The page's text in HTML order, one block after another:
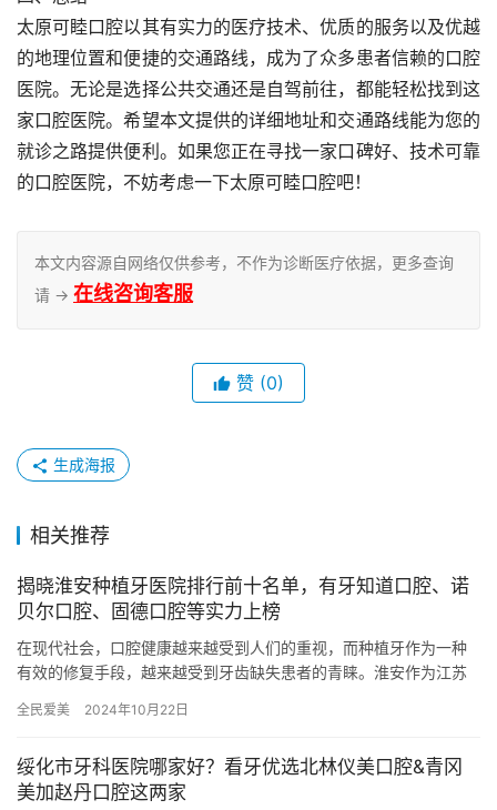
太原可睦口腔以其有实力的医疗技术、优质的服务以及优越
的地理位置和便捷的交通路线，成为了众多患者信赖的口腔
医院。无论是选择公共交通还是自驾前往，都能轻松找到这
家口腔医院。希望本文提供的详细地址和交通路线能为您的
就诊之路提供便利。如果您正在寻找一家口碑好、技术可靠
的口腔医院，不妨考虑一下太原可睦口腔吧！
本文内容源自网络仅供参考，不作为诊断医疗依据，更多查询
请 → 在线咨询客服
赞 (0)
生成海报
相关推荐
揭晓淮安种植牙医院排行前十名单，有牙知道口腔、诺
贝尔口腔、固德口腔等实力上榜
在现代社会，口腔健康越来越受到人们的重视，而种植牙作为一种
有效的修复手段，越来越受到牙齿缺失患者的青睐。淮安作为江苏
为了帮…
全民爱美 2024年10月22日
绥化市牙科医院哪家好？看牙优选北林仪美口腔&青冈
美加赵丹口腔这两家